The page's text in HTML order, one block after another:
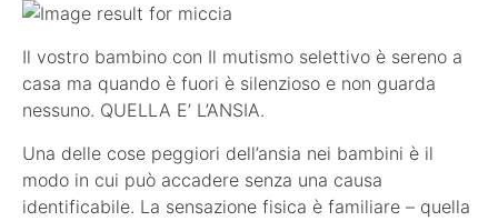
Il vostro bambino con Il mutismo selettivo è sereno a
casa ma quando è fuori è silenzioso e non guarda
nessuno. QUELLA E’ L’ANSIA.
Una delle cose peggiori dell’ansia nei bambini è il
modo in cui può accadere senza una causa
identificabile. La sensazione fisica è familiare – quella